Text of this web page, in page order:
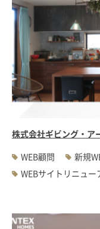
#アクセス解析・SEO対策
#販促・ノベルティーグ
#SDGsサポート
#IT
#WEBサーバ移転
#Androidアプリ開発
#採用・求人
#学校
#病院・クリニック・医
株式会社ギビング・ア
WEB顧問
新規
WEBサイトリニュー